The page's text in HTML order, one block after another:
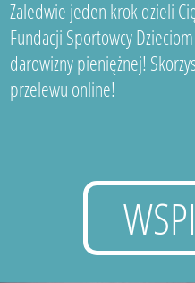
Zaledwie jeden krok dzieli
Fundacji Sportowcy
darowizny pieniężnej!
przelewu online!